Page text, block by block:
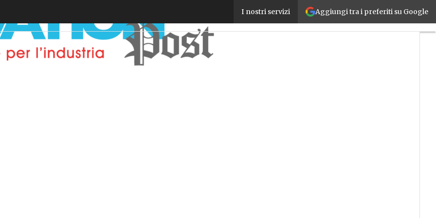
Aggiungi tra i preferiti su Google
I nostri servizi
Supply chain 4.0: una gestione guidata dai dati